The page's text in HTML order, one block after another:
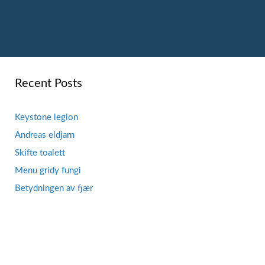
Recent Posts
Keystone legion
Andreas eldjarn
Skifte toalett
Menu gridy fungi
Betydningen av fjær